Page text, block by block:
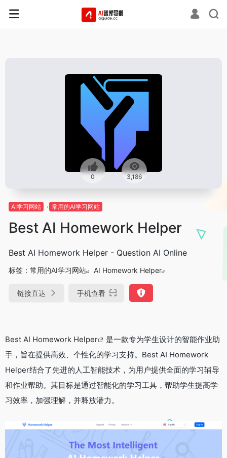
0 3,186
AI学习网站 常用的AI学习网站
Best AI Homework Helper
Best AI Homework Helper - Question AI Online
标签： 常用的AI学习网站 AI Homework Helper
链接直达 手机查看
Best AI Homework Helper
是一款专为学生设计的智能作业助
手，旨在提供高效、个性化的学习支持。Best AI Homework
Helper结合了先进的人工智能技术，为用户提供全面的学习辅导
和作业帮助。其目标是通过智能化的学习工具，帮助学生提高学
习效率，加强理解，并释放潜力。